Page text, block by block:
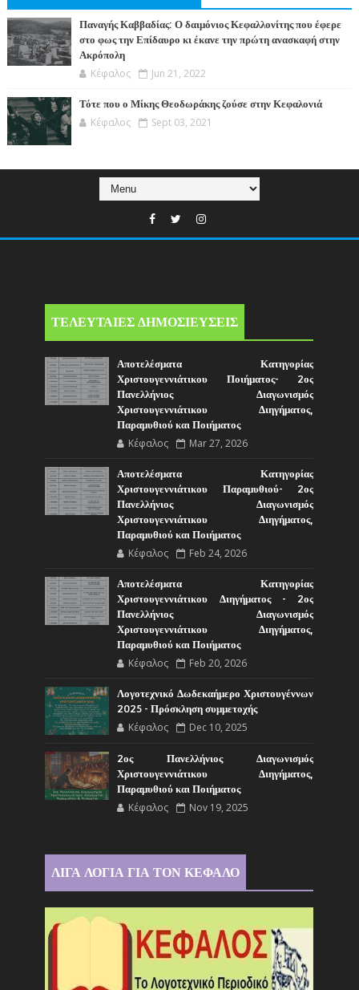
Παναγής Καββαδίας: Ο δαιμόνιος Κεφαλλονίτης που έφερε
στο φως την Επίδαυρο κι έκανε την πρώτη ανασκαφή στην
Ακρόπολη
Κέφαλος Jun 21, 2022
Τότε που ο Μίκης Θεοδωράκης ζούσε στην Κεφαλονιά
Κέφαλος Sept 03, 2021
ΤΕΛΕΥΤΑΙΕΣ ΔΗΜΟΣΙΕΥΣΕΙΣ
Αποτελέσματα Κατηγορίας
Χριστουγεννιάτικου Ποιήματος- 2ος
Πανελλήνιος Διαγωνισμός
Χριστουγεννιάτικου Διηγήματος,
Παραμυθιού και Ποιήματος
Κέφαλος Mar 27, 2026
Αποτελέσματα Κατηγορίας
Χριστουγεννιάτικου Παραμυθιού- 2ος
Πανελλήνιος Διαγωνισμός
Χριστουγεννιάτικου Διηγήματος,
Παραμυθιού και Ποιήματος
Κέφαλος Feb 24, 2026
Αποτελέσματα Κατηγορίας
Χριστουγεννιάτικου Διηγήματος - 2ος
Πανελλήνιος Διαγωνισμός
Χριστουγεννιάτικου Διηγήματος,
Παραμυθιού και Ποιήματος
Κέφαλος Feb 20, 2026
Λογοτεχνικό Δωδεκαήμερο Χριστουγέννων
2025 - Πρόσκληση συμμετοχής
Κέφαλος Dec 10, 2025
2ος Πανελλήνιος Διαγωνισμός
Χριστουγεννιάτικου Διηγήματος,
Παραμυθιού και Ποιήματος
Κέφαλος Nov 19, 2025
ΛΙΓΑ ΛΟΓΙΑ ΓΙΑ ΤΟΝ ΚΕΦΑΛΟ